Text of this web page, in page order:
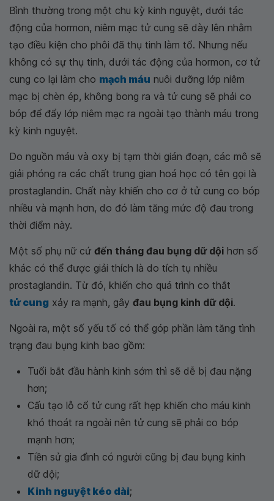
Bình thường trong một chu kỳ kinh nguyệt, dưới tác
động của hormon, niêm mạc tử cung sẽ dày lên nhằm
tạo điều kiện cho phôi đã thụ tinh làm tổ. Nhưng nếu
không có sự thụ tinh, dưới tác động của hormon, cơ tử
cung co lại làm cho mạch máu nuôi dưỡng lớp niêm
mạc bị chèn ép, không bong ra và tử cung sẽ phải co
bóp để đẩy lớp niêm mạc ra ngoài tạo thành máu trong
kỳ kinh nguyệt.
Do nguồn máu và oxy bị tạm thời gián đoạn, các mô sẽ
giải phóng ra các chất trung gian hoá học có tên gọi là
prostaglandin. Chất này khiến cho cơ ở tử cung co bóp
nhiều và mạnh hơn, do đó làm tăng mức độ đau trong
thời điểm này.
Một số phụ nữ cứ đến tháng đau bụng dữ dội hơn số
khác có thể được giải thích là do tích tụ nhiều
prostaglandin. Từ đó, khiến cho quá trình co thắt
tử cung xảy ra mạnh, gây đau bụng kinh dữ dội.
Ngoài ra, một số yếu tố có thể góp phần làm tăng tình
trạng đau bụng kinh bao gồm:
Tuổi bắt đầu hành kinh sớm thì sẽ dễ bị đau nặng
hơn;
Cấu tạo lỗ cổ tử cung rất hẹp khiến cho máu kinh
khó thoát ra ngoài nên tử cung sẽ phải co bóp
mạnh hơn;
Tiền sử gia đình có người cũng bị đau bụng kinh
dữ dội;
Kinh nguyệt kéo dài;